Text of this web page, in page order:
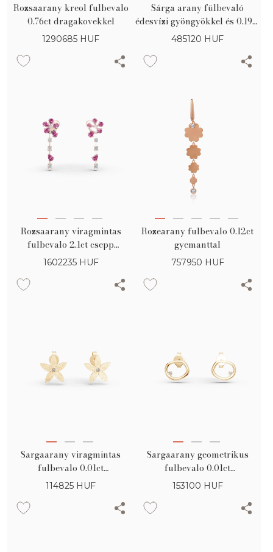
Rozsaarany kreol fulbevalo
0.76ct dragakovekkel
1290685 HUF
Sárga arany fülbevaló
édesvízi gyöngyökkel és 0.19ct
gyémántokkal
485120 HUF
Rozsaarany viragmintas
fulbevalo 2.1ct csepp
csiszolasu rozsaszin
1602235 HUF
Rozearany fulbevalo 0.12ct
gyemanttal
757950 HUF
Sargaarany viragmintas
fulbevalo 0.01ct
gyemantokkal
114825 HUF
Sargaarany geometrikus
fulbevalo 0.01ct
gyemantokkal
153100 HUF